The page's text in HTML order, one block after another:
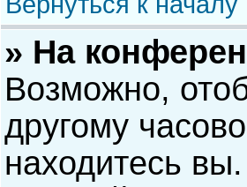
» На
Возможно,
другому
находитесь